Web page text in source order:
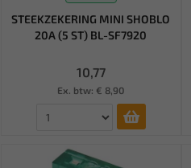
STEEKZEKERING MINI SHOBLO
20A (5 ST) BL-SF7920
10,77
Ex. btw: € 8,90